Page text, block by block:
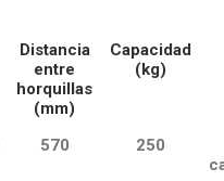
Distancia
entre
horquillas
(mm)
Capacidad
(kg)
570
250